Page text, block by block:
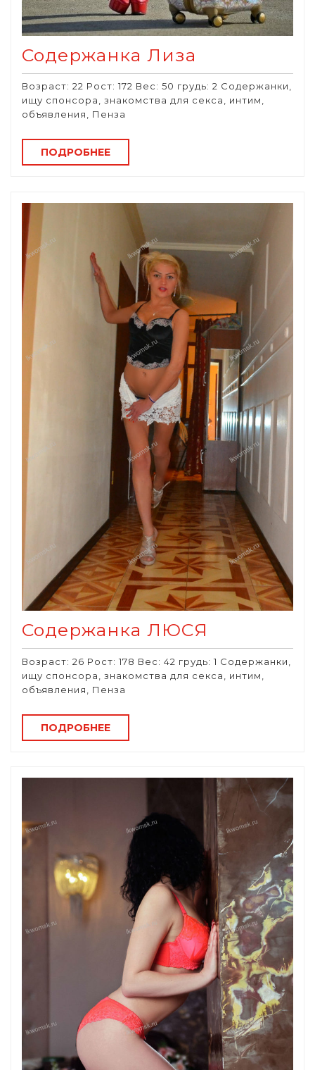
Содержанка Лиза
Возраст: 22 Рост: 172 Вес: 50 грудь: 2 Содержанки,
ищу спонсора, знакомства для секса, интим,
объявления, Пенза
ПОДРОБНЕЕ
Содержанка ЛЮСЯ
Возраст: 26 Рост: 178 Вес: 42 грудь: 1 Содержанки,
ищу спонсора, знакомства для секса, интим,
объявления, Пенза
ПОДРОБНЕЕ